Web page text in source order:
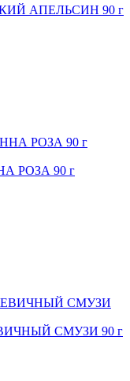
АПЕЛЬСИН 90 г
РОЗА 90 г
СМУЗИ 90 г